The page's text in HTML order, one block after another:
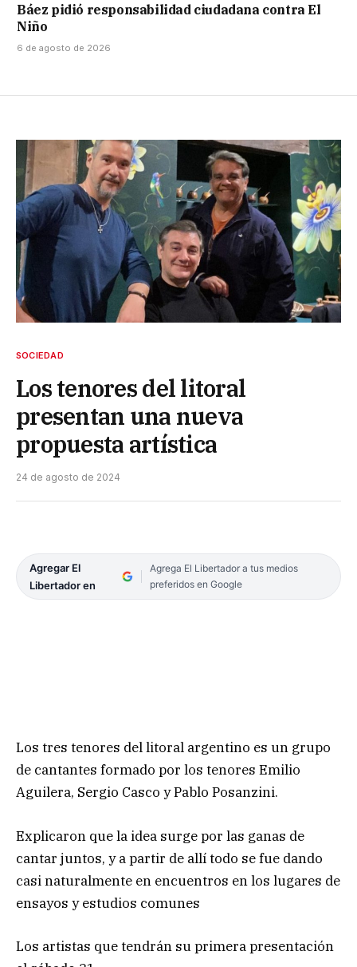
Báez pidió responsabilidad ciudadana contra El
Niño
6 de agosto de 2026
SOCIEDAD
Los tenores del litoral
presentan una nueva
propuesta artística
24 de agosto de 2024
Agregar El
Libertador en
Agrega El Libertador a tus medios
preferidos en Google
Los tres tenores del litoral argentino es un grupo
de cantantes formado por los tenores Emilio
Aguilera, Sergio Casco y Pablo Posanzini.
Explicaron que la idea surge por las ganas de
cantar juntos, y a partir de allí todo se fue dando
casi naturalmente en encuentros en los lugares de
ensayos y estudios comunes
Los artistas que tendrán su primera presentación